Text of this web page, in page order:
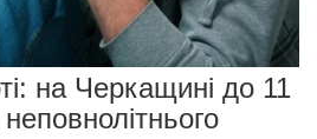
на Черкащині до 11